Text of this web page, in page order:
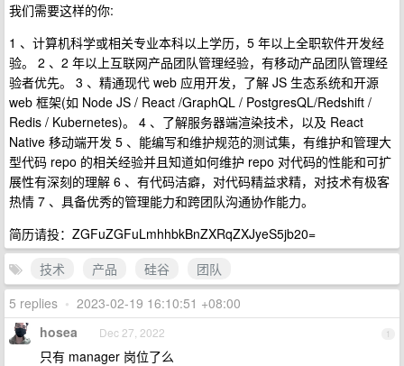
我们需要这样的你:
1 、计算机科学或相关专业本科以上学历，5 年以上全职软件开发经
验。 2 、2 年以上互联网产品团队管理经验，有移动产品团队管理经
验者优先。 3 、精通现代 web 应用开发，了解 JS 生态系统和开源
web 框架(如 Node JS / React /GraphQL / PostgresQL/Redshift /
Redis / Kubernetes)。 4 、了解服务器端渲染技术，以及 React
Native 移动端开发 5 、能编写和维护规范的测试集，有维护和管理大
型代码 repo 的相关经验并且知道如何维护 repo 对代码的性能和可扩
展性有深刻的理解 6 、有代码洁癖，对代码精益求精，对技术有极客
热情 7 、具备优秀的管理能力和跨团队沟通协作能力。
简历请投：ZGFuZGFuLmhhbkBnZXRqZXJyeS5jb20=
技术
产品 硅谷
团队
5 replies • 2023-02-19 16:10:51 +08:00
1
hosea Dec 27, 2022
只有 manager 岗位了么